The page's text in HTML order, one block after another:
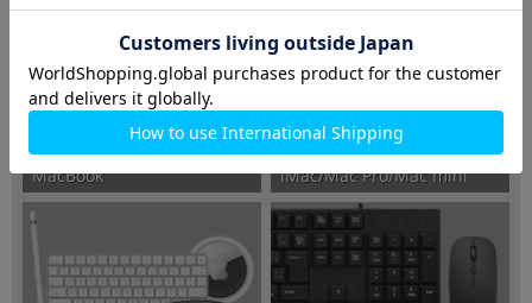
MacBook iMac/Mac Pro/Mac mini